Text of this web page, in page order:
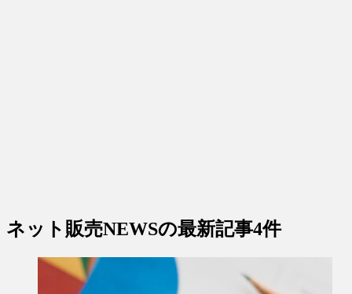
ネット販売NEWSの最新記事4件